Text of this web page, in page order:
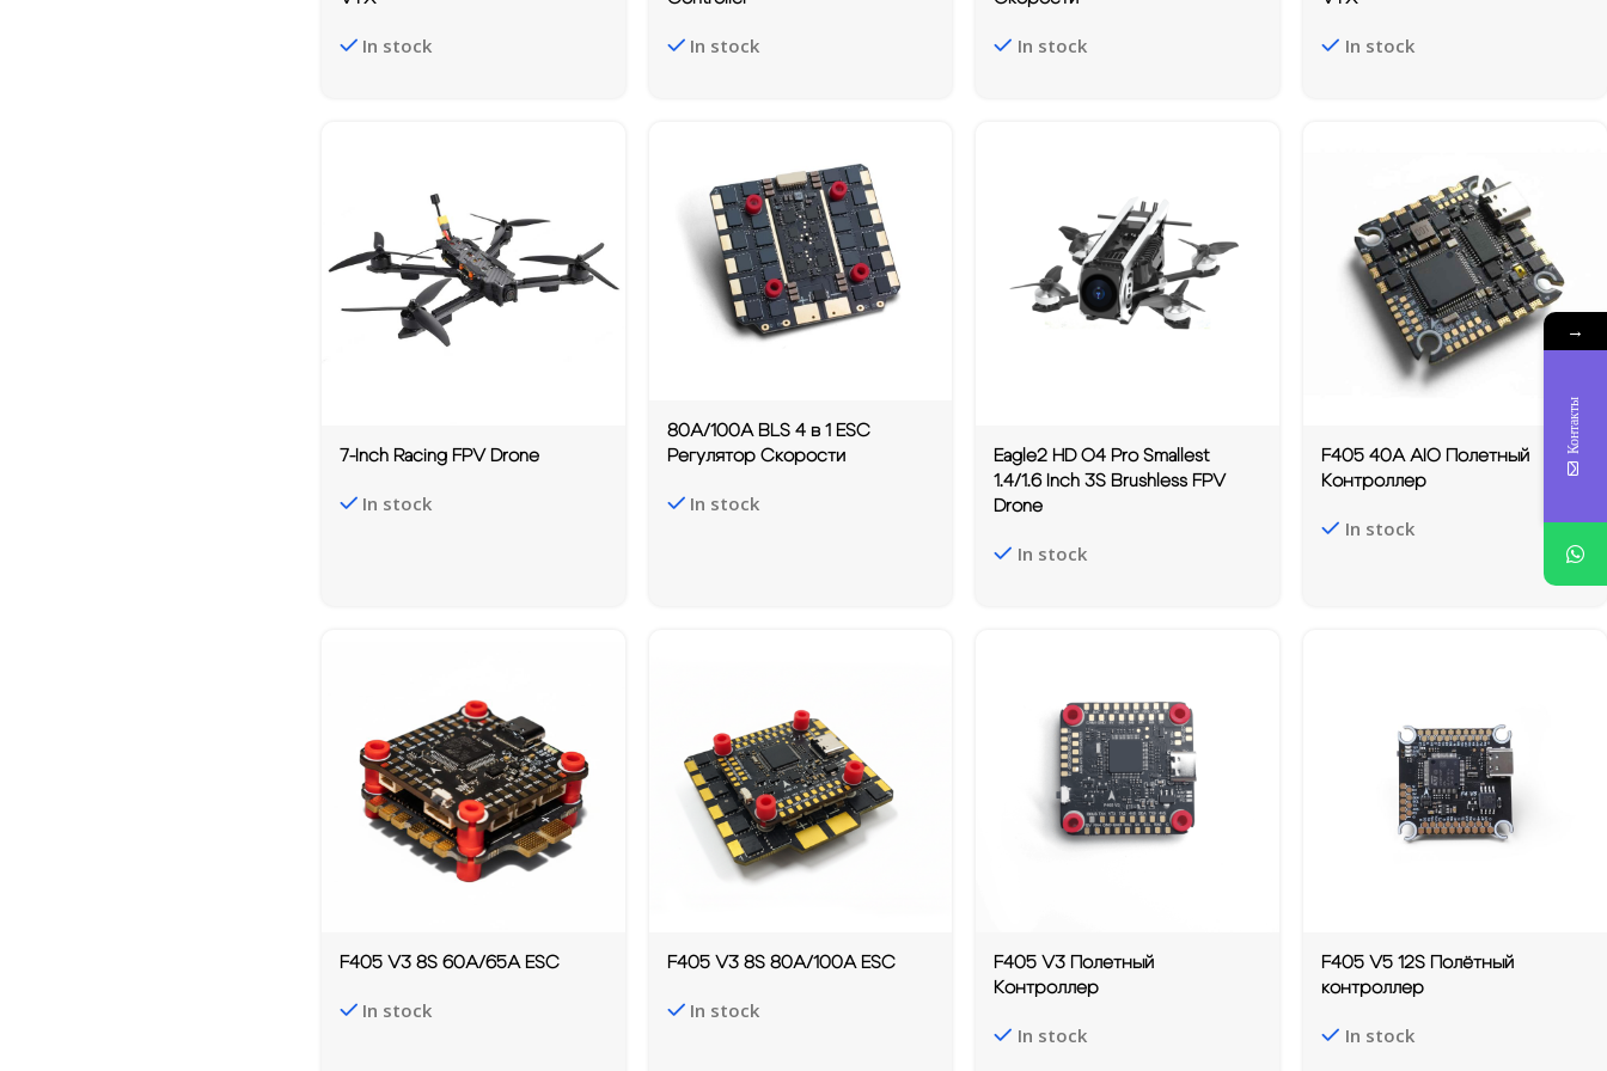
In stock In stock In stock In stock
7-Inch Racing FPV Drone
In stock
80A/100A BLS 4 в 1 ESC
Регулятор Скорости
In stock
Eagle2 HD O4 Pro Smallest
1.4/1.6 Inch 3S Brushless FPV
Drone
In stock
F405 40A AIO Полетный
Контроллер
In stock
F405 V3 8S 60A/65A ESC
In stock
F405 V3 8S 80A/100A ESC
In stock
F405 V3 Полетный
Контроллер
In stock
F405 V5 12S Полётный
контроллер
In stock
→
Контакты